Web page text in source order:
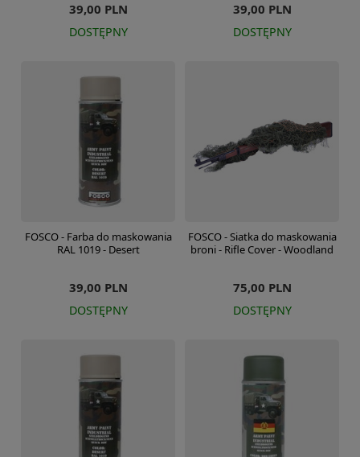
39,00 PLN
DOSTĘPNY
39,00 PLN
DOSTĘPNY
FOSCO - Farba do maskowania
RAL 1019 - Desert
39,00 PLN
DOSTĘPNY
FOSCO - Siatka do maskowania
broni - Rifle Cover - Woodland
75,00 PLN
DOSTĘPNY